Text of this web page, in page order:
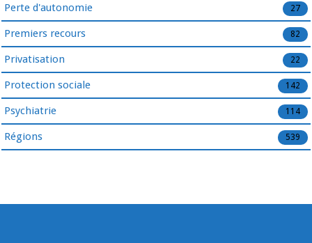
Perte d'autonomie 27
Premiers recours 82
Privatisation 22
Protection sociale 142
Psychiatrie 114
Régions 539